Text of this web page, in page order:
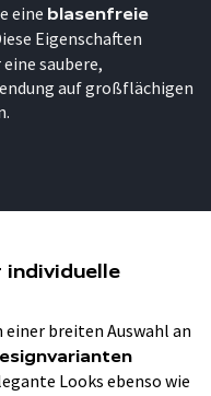
eine blasenfreie
Eigenschaften
saubere,
auf großflächigen
einer breiten Auswahl an
Looks ebenso wie